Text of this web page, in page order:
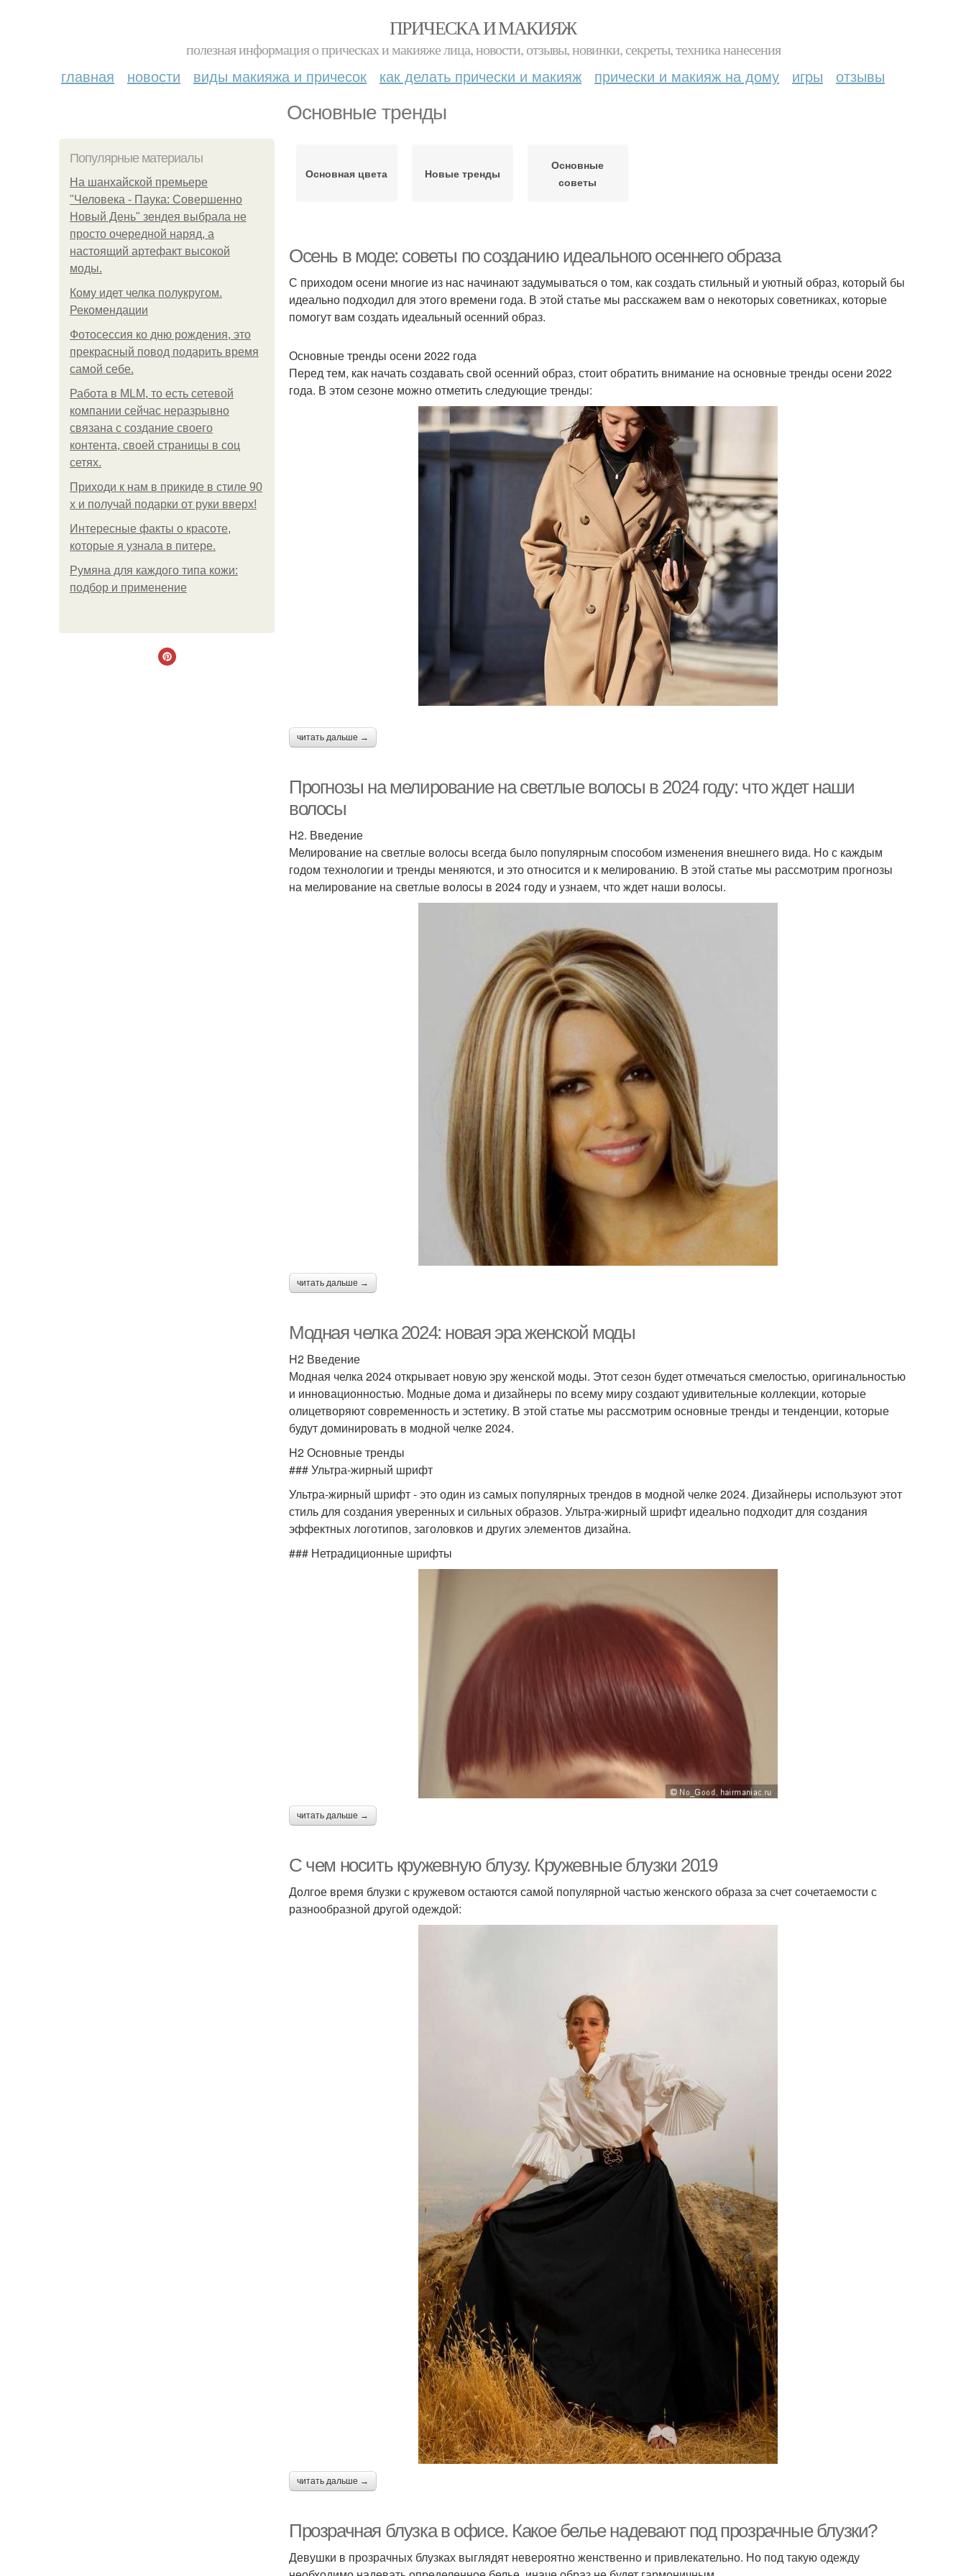
ПРИЧЕСКА И МАКИЯЖ
полезная информация о прическах и макияже лица, новости, отзывы, новинки, секреты, техника нанесения
главная новости виды макияжа и причесок как делать прически и макияж прически и макияж на дому игры отзывы
Основные тренды
Популярные материалы
На шанхайской премьере
"Человека - Паука: Совершенно
Новый День" зендея выбрала не
просто очередной наряд, а
настоящий артефакт высокой
моды.
Кому идет челка полукругом.
Рекомендации
Фотосессия ко дню рождения, это
прекрасный повод подарить время
самой себе.
Работа в MLM, то есть сетевой
компании сейчас неразрывно
связана с создание своего
контента, своей страницы в соц
сетях.
Приходи к нам в прикиде в стиле 90
х и получай подарки от руки вверх!
Интересные факты о красоте,
которые я узнала в питере.
Румяна для каждого типа кожи:
подбор и применение
Основная цвета Новые тренды
Основные
советы
Осень в моде: советы по созданию идеального осеннего образа
С приходом осени многие из нас начинают задумываться о том, как создать стильный и уютный образ, который бы
идеально подходил для этого времени года. В этой статье мы расскажем вам о некоторых советниках, которые
помогут вам создать идеальный осенний образ.
Основные тренды осени 2022 года
Перед тем, как начать создавать свой осенний образ, стоит обратить внимание на основные тренды осени 2022
года. В этом сезоне можно отметить следующие тренды:
читать дальше →
Прогнозы на мелирование на светлые волосы в 2024 году: что ждет наши
волосы
H2. Введение
Мелирование на светлые волосы всегда было популярным способом изменения внешнего вида. Но с каждым
годом технологии и тренды меняются, и это относится и к мелированию. В этой статье мы рассмотрим прогнозы
на мелирование на светлые волосы в 2024 году и узнаем, что ждет наши волосы.
читать дальше →
Модная челка 2024: новая эра женской моды
H2 Введение
Модная челка 2024 открывает новую эру женской моды. Этот сезон будет отмечаться смелостью, оригинальностью
и инновационностью. Модные дома и дизайнеры по всему миру создают удивительные коллекции, которые
олицетворяют современность и эстетику. В этой статье мы рассмотрим основные тренды и тенденции, которые
будут доминировать в модной челке 2024.
H2 Основные тренды
### Ультра-жирный шрифт
Ультра-жирный шрифт - это один из самых популярных трендов в модной челке 2024. Дизайнеры используют этот
стиль для создания уверенных и сильных образов. Ультра-жирный шрифт идеально подходит для создания
эффектных логотипов, заголовков и других элементов дизайна.
### Нетрадиционные шрифты
читать дальше →
С чем носить кружевную блузу. Кружевные блузки 2019
Долгое время блузки с кружевом остаются самой популярной частью женского образа за счет сочетаемости с
разнообразной другой одеждой:
читать дальше →
Прозрачная блузка в офисе. Какое белье надевают под прозрачные блузки?
Девушки в прозрачных блузках выглядят невероятно женственно и привлекательно. Но под такую одежду